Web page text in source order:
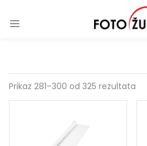
Prikaz 281–300 od 325 rezultata